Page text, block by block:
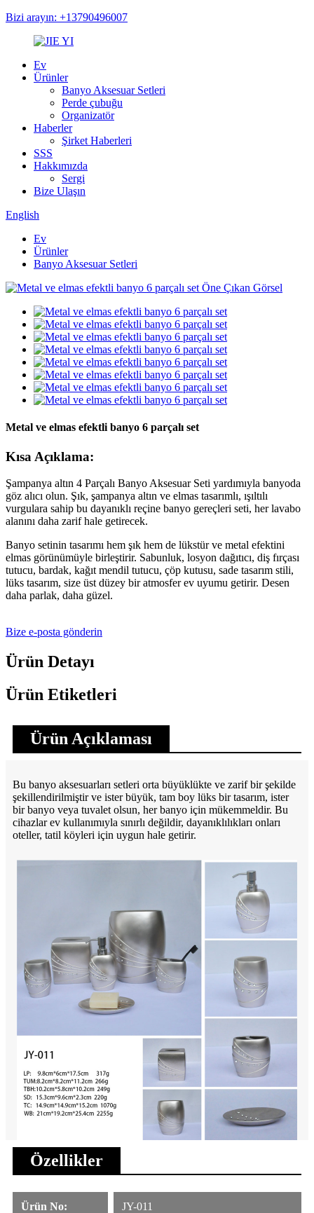
Bizi arayın: +13790496007
Ev
Ürünler
Banyo Aksesuar Setleri
Perde çubuğu
Organizatör
Haberler
Şirket Haberleri
SSS
Hakkımızda
Sergi
Bize Ulaşın
English
Ev
Ürünler
Banyo Aksesuar Setleri
Metal ve elmas efektli banyo 6 parçalı set
Kısa Açıklama:
Şampanya altın 4 Parçalı Banyo Aksesuar Seti yardımıyla banyoda
göz alıcı olun. Şık, şampanya altın ve elmas tasarımlı, ışıltılı
vurgulara sahip bu dayanıklı reçine banyo gereçleri seti, her lavabo
alanını daha zarif hale getirecek.
Banyo setinin tasarımı hem şık hem de lükstür ve metal efektini
elmas görünümüyle birleştirir. Sabunluk, losyon dağıtıcı, diş fırçası
tutucu, bardak, kağıt mendil tutucu, çöp kutusu, sade tasarım stili,
lüks tasarım, size üst düzey bir atmosfer ev uyumu getirir. Desen
daha parlak, daha güzel.
Bize e-posta gönderin
Ürün Detayı
Ürün Etiketleri
Ürün Açıklaması
Bu banyo aksesuarları setleri orta büyüklükte ve zarif bir şekilde
şekillendirilmiştir ve ister büyük, tam boy lüks bir tasarım, ister
bir banyo veya tuvalet olsun, her banyo için mükemmeldir. Bu
cihazlar ev kullanımıyla sınırlı değildir, dayanıklılıkları onları
oteller, tatil köyleri için uygun hale getirir.
Özellikler
Ürün No: JY-011